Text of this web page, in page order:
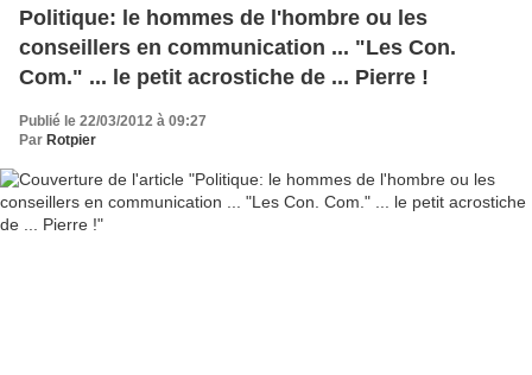
Politique: le hommes de l'hombre ou les
conseillers en communication ... "Les Con.
Com." ... le petit acrostiche de ... Pierre !
Publié le 22/03/2012 à 09:27
Par Rotpier